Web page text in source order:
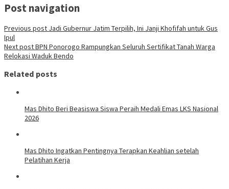
Post navigation
Previous post Jadi Gubernur Jatim Terpilih, Ini Janji Khofifah untuk Gus
Ipul
Next postBPN Ponorogo Rampungkan Seluruh Sertifikat Tanah Warga
Relokasi Waduk Bendo
Related posts
Mas Dhito Beri Beasiswa Siswa Peraih Medali Emas LKS Nasional
2026
Mas Dhito Ingatkan Pentingnya Terapkan Keahlian setelah
Pelatihan Kerja